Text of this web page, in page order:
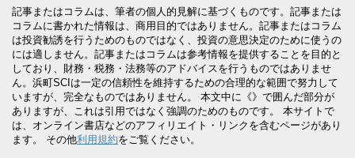
記事またはコラムは、筆者の個人的見解に基づくものです。記事または
コラムに書かれた情報は、商用目的ではありません。記事またはコラム
は投資勧誘を行うためのものではなく、投資の意思決定のために使うの
には適しません。記事またはコラムは参考情報を提供することを目的と
しており、財務・税務・法務等のアドバイスを行うものではありませ
ん。浜町SCIは一定の信頼性を維持するための合理的な範囲で努力して
いますが、完全なものではありません。 本文中に《》で囲んだ部分が
ありますが、これは引用ではなく強調のためのものです。 本サイトで
は、オンライン書店などのアフィリエイト・リンクを含むページがあり
ます。 その他利用規約をご覧ください。